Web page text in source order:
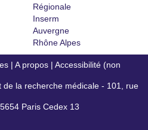
Régionale
Inserm
Auvergne
Rhône Alpes
| A propos | Accessibilité (non
de la recherche médicale - 101, rue
Paris Cedex 13